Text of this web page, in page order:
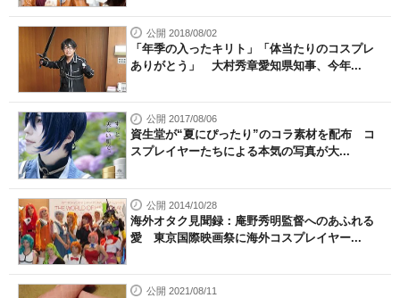
公開 2018/08/02
「年季の入ったキリト」「体当たりのコスプレ
ありがとう」 大村秀章愛知県知事、今年...
公開 2017/08/06
資生堂が“夏にぴったり”のコラ素材を配布 コ
スプレイヤーたちによる本気の写真が大...
公開 2014/10/28
海外オタク見聞録：庵野秀明監督へのあふれる
愛 東京国際映画祭に海外コスプレイヤー...
公開 2021/08/11